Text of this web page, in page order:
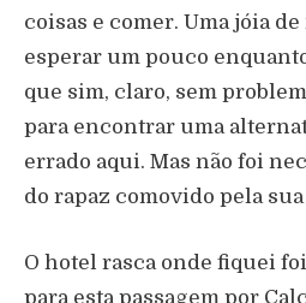
coisas e comer. Uma jóia
esperar um pouco
que sim, claro, sem
para encontrar uma
errado aqui. Mas não foi
do rapaz comovido pela sua
O hotel rasca onde fiquei
para esta passagem por